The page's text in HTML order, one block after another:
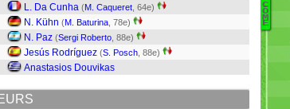
L. Da Cunha (M. Caqueret , 64e)
N. Kühn (M. Baturina , 78e)
N. Paz (Sergi Roberto , 88e)
Jesús Rodríguez (S. Posch , 88e)
Anastasios Douvikas
C
Ô
M
E